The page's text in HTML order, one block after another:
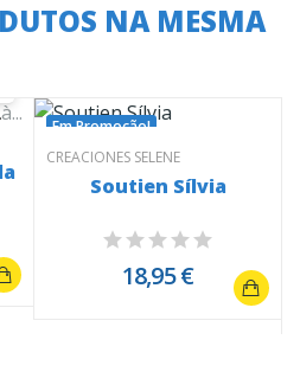
NA MESMA
Em Promoção!
CREACIONES SELENE
Soutien Sílvia
18,95 €